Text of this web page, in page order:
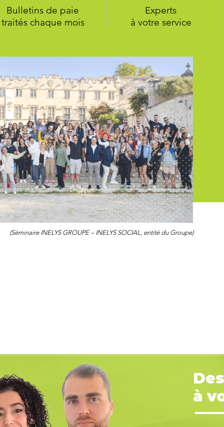
Experts
à votre service
Bulletins de paie
traités chaque mois
(Séminaire INELYS GROUPE – INELYS SOCIAL, entité du Groupe)
à